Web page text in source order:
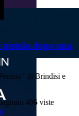
pistola dopo una
di Brindisi e
406 viste